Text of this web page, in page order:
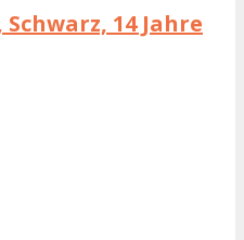
14 Jahre